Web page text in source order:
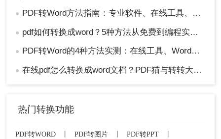
● PDF转Word方法指南：专业软件、在线工具、Word内置与改后缀名4种方案对比！
● pdf如何转换成word？5种方法从免费到编程实测对比！
● PDF转Word的4种方法实测：在线工具、Word、Adobe与开源软件对比！！
● 在线pdf怎么转换成word文档？PDF猫与转转大师2种在线工具使用指南与功能对比！
热门转换功能
PDF转WORD PDF转图片 PDF转PPT